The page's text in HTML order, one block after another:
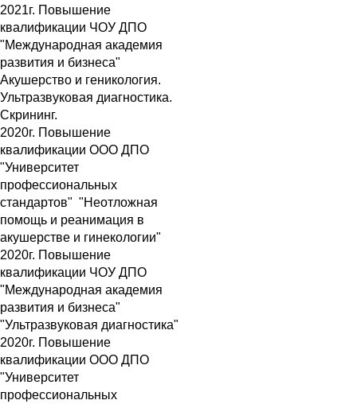
2021г. Повышение
квалификации ЧОУ ДПО
"Международная академия
развития и бизнеса"
Акушерство и геникология.
Ультразвуковая диагностика.
Скрининг.
2020г. Повышение
квалификации ООО ДПО
"Университет
профессиональных
стандартов" "Неотложная
помощь и реанимация в
акушерстве и гинекологии"
2020г. Повышение
квалификации ЧОУ ДПО
"Международная академия
развития и бизнеса"
"Ультразвуковая диагностика"
2020г. Повышение
квалификации ООО ДПО
"Университет
профессиональных